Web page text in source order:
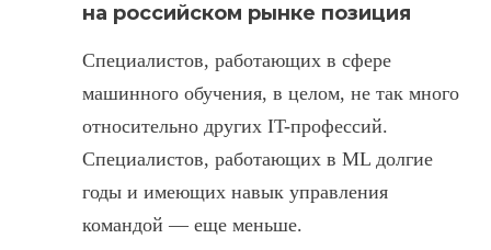
на российском рынке позиция
Специалистов, работающих в сфере
машинного обучения, в целом, не так много
относительно других IT-профессий.
Специалистов, работающих в ML долгие
годы и имеющих навык управления
командой — еще меньше.